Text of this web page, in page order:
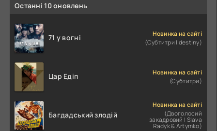
Останні 10 оновлень
71 у вогні
Новинка на сайті
(Субтитри | destiny)
Цар Едіп
Новинка на сайті
(Субтитри)
Багдадський злодій
Новинка на сайті
(Двоголосий
закадровий | Slava
Radyk & Artymko)